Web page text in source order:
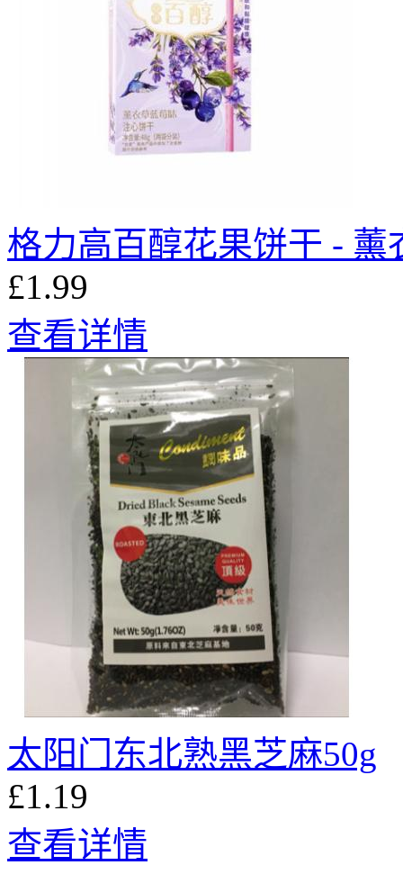
格力高百醇花果饼干 - 薰
£1.99
查看详情
太阳门东北熟黑芝麻50g
£1.19
查看详情